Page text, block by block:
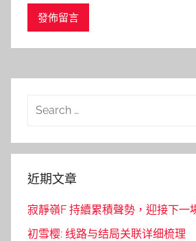
Search
近期文章
寂靜嶺F 持續累積聲勢，迎接下一
初雪樱: 线路与结局关联详细梳理